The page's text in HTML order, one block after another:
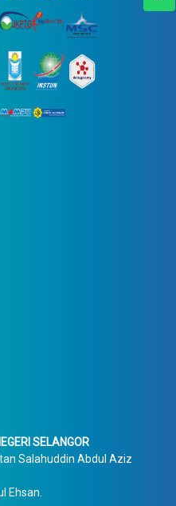
SELANGOR
Salahuddin Abdul Aziz
Ehsan.